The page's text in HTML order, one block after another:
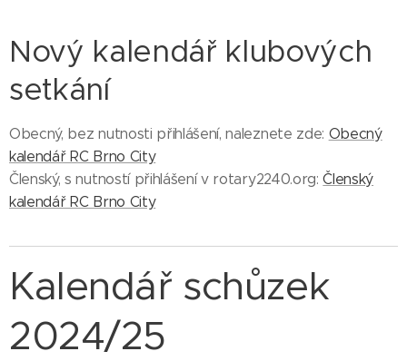
Nový kalendář klubových
setkání
Obecný, bez nutnosti přihlášení, naleznete zde: Obecný
kalendář RC Brno City
Členský, s nutností přihlášení v rotary2240.org:Členský
kalendář RC Brno City
Kalendář schůzek
2024/25